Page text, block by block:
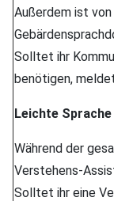
Außerdem ist von
Solltet ihr
benötigen,
Leichte Sprache
Während der
Verstehens-
Solltet ihr eine